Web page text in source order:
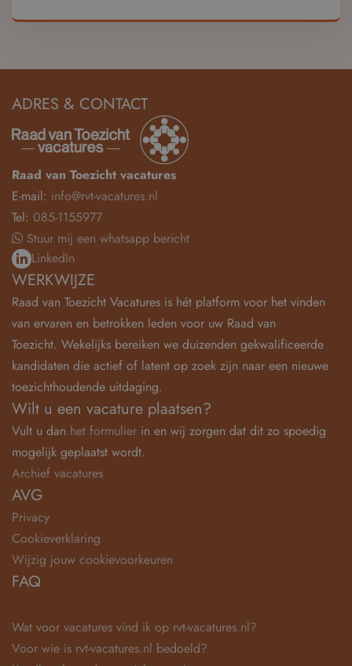
ADRES & CONTACT
Raad van Toezicht vacatures
E-mail: info@rvt-vacatures.nl
Tel: 085-1155977
Stuur mij een whatsapp bericht
LinkedIn
WERKWIJZE
Raad van Toezicht Vacatures is hét platform voor het vinden
van ervaren en betrokken leden voor uw Raad van
Toezicht. Wekelijks bereiken we duizenden gekwalificeerde
kandidaten die actief of latent op zoek zijn naar een nieuwe
toezichthoudende uitdaging.
Wilt u een vacature plaatsen?
Vult u dan het formulier in en wij zorgen dat dit zo spoedig
mogelijk geplaatst wordt.
Archief vacatures
AVG
Privacy
Cookieverklaring
Wijzig jouw cookievoorkeuren
FAQ
Wat voor vacatures vind ik op rvt-vacatures.nl?
Voor wie is rvt-vacatures.nl bedoeld?